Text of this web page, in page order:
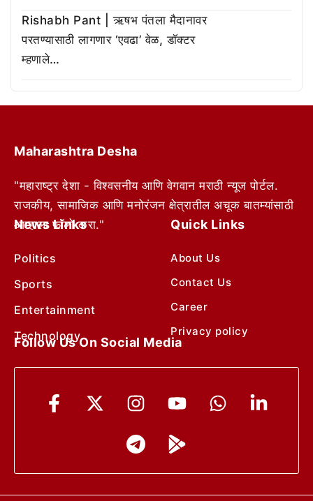
Rishabh Pant | ऋषभ पंतला मैदानावर
परतण्यासाठी लागणार ‘एवढा’ वेळ, डॉक्टर
म्हणाले…
Maharashtra Desha
"महाराष्ट्र देशा - विश्वसनीय आणि वेगवान मराठी न्यूज पोर्टल.
राजकीय, सामाजिक आणि मनोरंजन क्षेत्रातील अचूक बातम्यांसाठी
आम्हाला फॉलो करा."
News Links
Politics
Sports
Entertainment
Technology
Quick Links
About Us
Contact Us
Career
Privacy policy
Follow Us On Social Media